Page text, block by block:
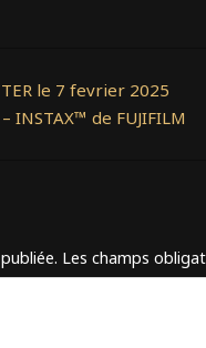
le 7 fevrier 2025
INSTAX™ de FUJIFILM
Les champs